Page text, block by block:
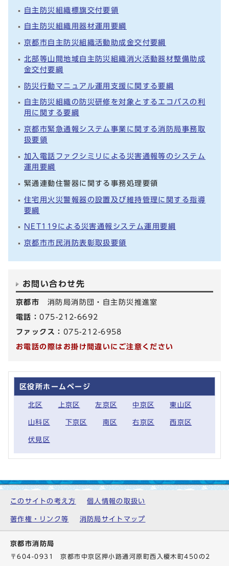
自主防災組織標旗交付要領
自主防災組織用器材運用要綱
京都市自主防災組織活動助成金交付要綱
北部等山間地域自主防災組織消火活動器材整備助成
金交付要綱
防災行動マニュアル運用支援に関する要綱
自主防災組織の防災研修を対象とするエコバスの利
用に関する要綱
京都市緊急通報システム事業に関する消防局事務取
扱要領
加入電話ファクシミリによる災害通報等のシステム
運用要綱
緊通連動住警器に関する事務処理要領
住宅用火災警報器の設置及び維持管理に関する指導
要綱
NET119による災害通報システム運用要綱
京都市市民消防表彰取扱要領
お問い合わせ先
京都市 消防局消防団・自主防災推進室
電話：075-212-6692
ファックス： 075-212-6958
お電話の際はお掛け間違いにご注意ください
区役所ホームページ
北区 上京区 左京区 中京区 東山区
山科区 下京区 南区 右京区 西京区
伏見区
このサイトの考え方 個人情報の取扱い
著作権・リンク等 消防局サイトマップ
京都市消防局
〒604-0931 京都市中京区押小路通河原町西入榎木町450の2